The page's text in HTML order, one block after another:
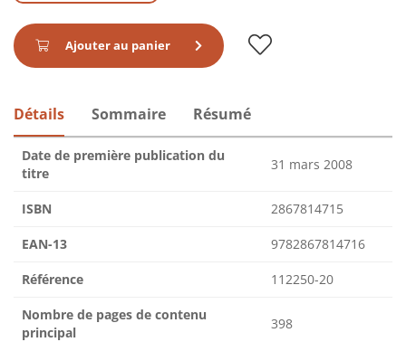
Ajouter au panier
Détails Sommaire Résumé
Date de première publication du
titre
31 mars 2008
ISBN 2867814715
EAN-13 9782867814716
Référence 112250-20
Nombre de pages de contenu
principal
398